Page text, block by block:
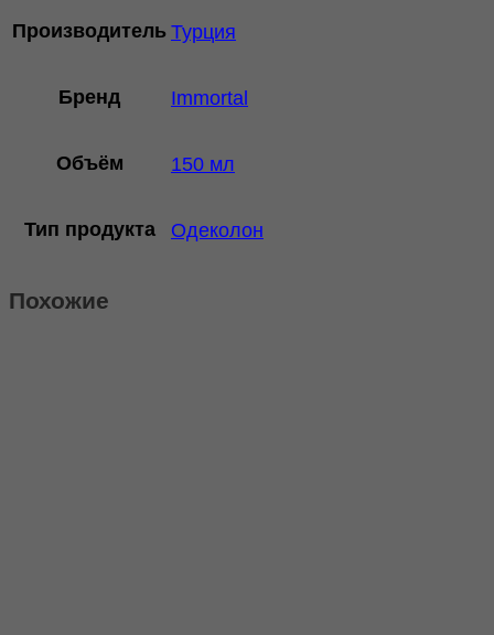
Производитель Турция
Бренд Immortal
Объём 150 мл
Тип продукта Одеколон
Похожие